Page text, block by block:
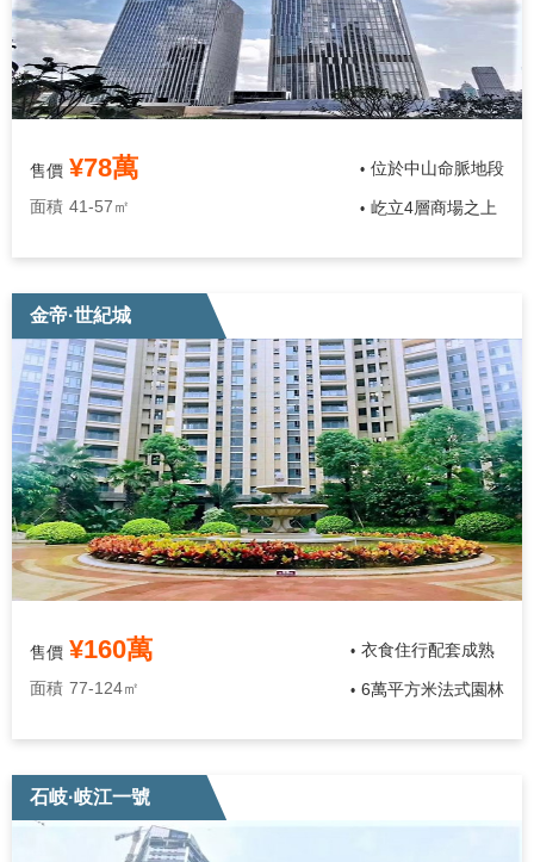
售價 ¥78萬
面積 41-57㎡
• 位於中山命脈地段
• 屹立4層商場之上
金帝·世紀城
售價 ¥160萬
面積 77-124㎡
• 衣食住行配套成熟
• 6萬平方米法式園林
石岐·岐江一號